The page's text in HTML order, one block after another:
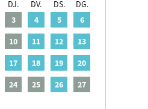
DJ. DV. DS.
DG.
3 4 5
6
10 11 12
13
17 18 19
20
24 25 26
27